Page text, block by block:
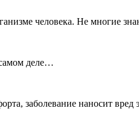
человека. Не многие
деле…
заболевание наносит вред